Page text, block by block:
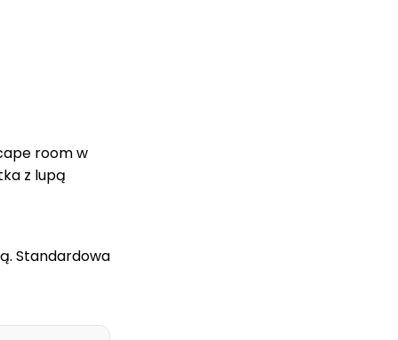
room w
z lupą
Standardowa